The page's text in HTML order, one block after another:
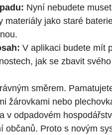
Nyní nebudete
materiály jako staré
V aplikaci budete mít
jak se zbavit
směrem.
žárovkami nebo
v odpadovém
občanů. Proto s novým